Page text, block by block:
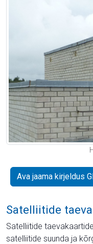
Ava jaama kirjeldus
Satelliitide
Satelliitide
satelliitide suunda ja